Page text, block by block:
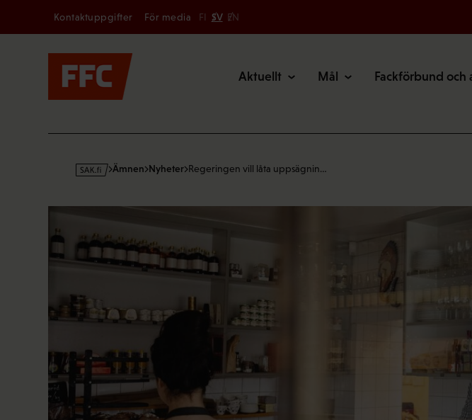
Secondary
Kontaktuppgifter För media FI SV EN
Aktuellt Mål Fackförbund och
s
Ämnen Nyheter Regeringen vill låta uppsägnin…